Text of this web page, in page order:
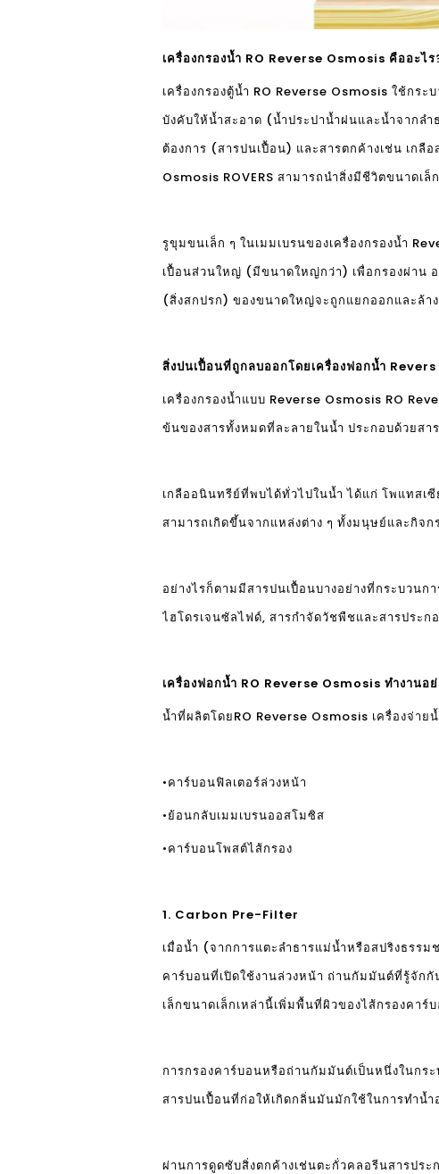
เครื่องกรองน้ำ RO Reverse Osmosis คืออะไร
เครื่องกรองตู้น้ำ RO Reverse Osmosis ใช้กร
บังคับให้น้ำสะอาด (น้ำประปาน้ำฝนและน้ำจากล
ต้องการ (สารปนเปื้อน) และสารตกค้างเช่น เกลื
Osmosis ROVERS สามารถนำสิ่งมีชีวิตขนาด
รูขุมขนเล็ก ๆ ในเมมเบรนของเครื่องกรองน้ำ
เปื้อนส่วนใหญ่ (มีขนาดใหญ่กว่า) เพื่อกรองผ่าน
(สิ่งสกปรก) ของขนาดใหญ่จะถูกแยกออกและล้า
สิ่งปนเปื้อนที่ถูกลบออกโดยเครื่องฟอกน้ำ
เครื่องกรองน้ำแบบ Reverse Osmosis RO
ข้นของสารทั้งหมดที่ละลายในน้ำ ประกอบด้วยส
เกลืออนินทรีย์ที่พบได้ทั่วไปในน้ำ ได้แก่ โพแทสเ
สามารถเกิดขึ้นจากแหล่งต่าง ๆ ทั้งมนุษย์และกิจก
อย่างไรก็ตามมีสารปนเปื้อนบางอย่างที่กระบวน
ไฮโดรเจนซัลไฟด์, สารกำจัดวัชพืชและสารประ
เครื่องฟอกน้ำ RO Reverse Osmosis ทำงานอย่
น้ำที่ผลิตโดยRO Reverse Osmosis เครื่องจ่ายน้
•คาร์บอนฟิลเตอร์ล่วงหน้า
•ย้อนกลับเมมเบรนออสโมซิส
•คาร์บอนโพสต์ไส้กรอง
1. Carbon Pre-Filter
เมื่อน้ำ (จากการแตะลำธารแม่น้ำหรือสปริงธรร
คาร์บอนที่เปิดใช้งานล่วงหน้า ถ่านกัมมันต์ที่รู้จั
เล็กขนาดเล็กเหล่านี้เพิ่มพื้นที่ผิวของไส้กรองคาร์
การกรองคาร์บอนหรือถ่านกัมมันต์เป็นหนึ่งในกร
สารปนเปื้อนที่ก่อให้เกิดกลิ่นมันมักใช้ในการทำน้
ผ่านการดูดซับสิ่งตกค้างเช่นตะกั่วคลอรีนสารปร